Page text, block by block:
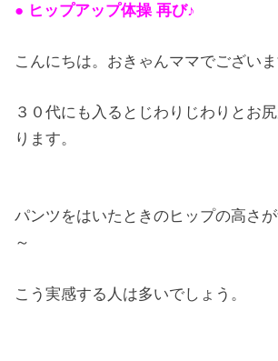
● ヒップアップ体操 再び♪
こんにちは。おきゃんママでございま
３０代にも入るとじわりじわりとお
ります。
パンツをはいたときのヒップの高さ
～
こう実感する人は多いでしょう。